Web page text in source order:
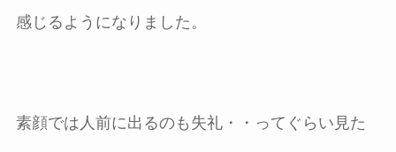
感じるようになりました。
素顔では人前に出るのも失礼・・ってぐらい見た